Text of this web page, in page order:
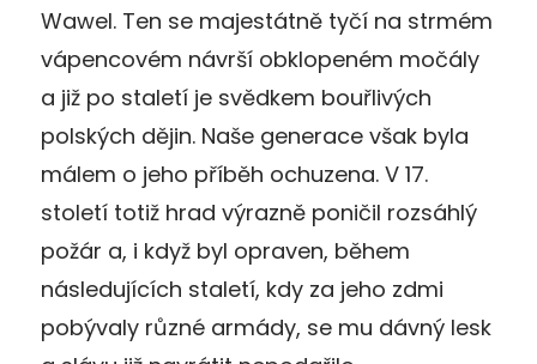
Wawel. Ten se majestátně tyčí na strmém
vápencovém návrší obklopeném močály
a již po staletí je svědkem bouřlivých
polských dějin. Naše generace však byla
málem o jeho příběh ochuzena. V 17.
století totiž hrad výrazně poničil rozsáhlý
požár a, i když byl opraven, během
následujících staletí, kdy za jeho zdmi
pobývaly různé armády, se mu dávný lesk